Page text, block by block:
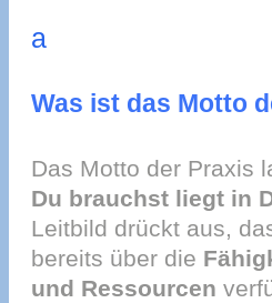
a
Was ist das Motto
Das Motto der Praxis
Du brauchst liegt in
Leitbild drückt aus,
bereits über die
und Ressourcen